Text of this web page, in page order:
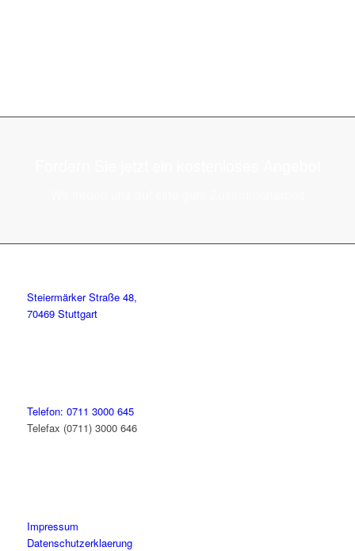
Steiermärker Straße 48,
70469 Stuttgart
Telefon: 0711 3000 645
Telefax (0711) 3000 646
Impressum
Datenschutzerklaerung